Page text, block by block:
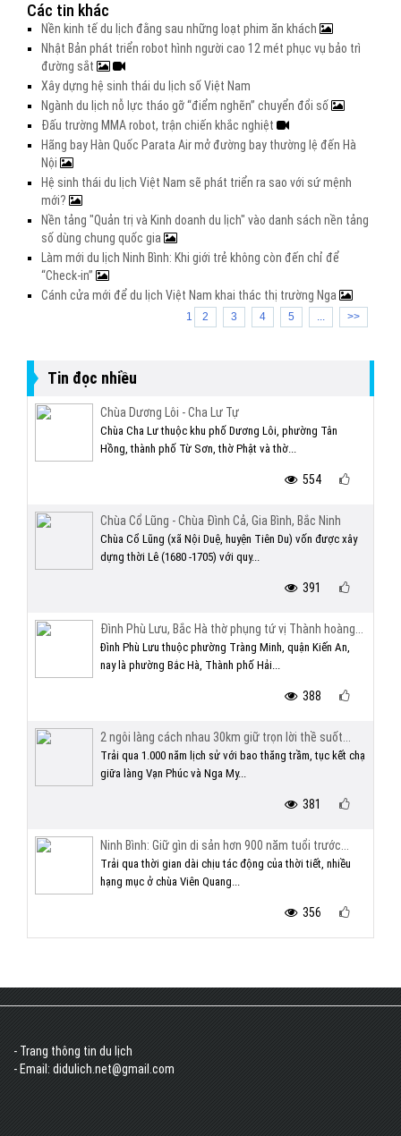
Các tin khác
Nền kinh tế du lịch đằng sau những loạt phim ăn khách
Nhật Bản phát triển robot hình người cao 12 mét phục vụ bảo trì
đường sắt
Xây dựng hệ sinh thái du lịch số Việt Nam
Ngành du lịch nỗ lực tháo gỡ “điểm nghẽn” chuyển đổi số
Đấu trường MMA robot, trận chiến khắc nghiệt
Hãng bay Hàn Quốc Parata Air mở đường bay thường lệ đến Hà
Nội
Hệ sinh thái du lịch Việt Nam sẽ phát triển ra sao với sứ mệnh
mới?
Nền tảng "Quản trị và Kinh doanh du lịch" vào danh sách nền tảng
số dùng chung quốc gia
Làm mới du lịch Ninh Bình: Khi giới trẻ không còn đến chỉ để
“Check-in”
Cánh cửa mới để du lịch Việt Nam khai thác thị trường Nga
1 2 3 4 5 ... >>
Tin đọc nhiều
Chùa Dương Lôi - Cha Lư Tự
Chùa Cha Lư thuộc khu phố Dương Lôi, phường Tân
Hồng, thành phố Từ Sơn, thờ Phật và thờ...
554
Chùa Cổ Lũng - Chùa Đình Cả, Gia Bình, Bắc Ninh
Chùa Cổ Lũng (xã Nội Duệ, huyện Tiên Du) vốn được xây
dựng thời Lê (1680 -1705) với quy...
391
Đình Phù Lưu, Bắc Hà thờ phụng tứ vị Thành hoàng...
Đình Phù Lưu thuộc phường Tràng Minh, quận Kiến An,
nay là phường Bắc Hà, Thành phố Hải...
388
2 ngôi làng cách nhau 30km giữ trọn lời thề suốt...
Trải qua 1.000 năm lịch sử với bao thăng trầm, tục kết chạ
giữa làng Vạn Phúc và Nga My...
381
Ninh Bình: Giữ gìn di sản hơn 900 năm tuổi trước...
Trải qua thời gian dài chịu tác động của thời tiết, nhiều
hạng mục ở chùa Viên Quang...
356
- Trang thông tin du lịch
- Email: didulich.net@gmail.com